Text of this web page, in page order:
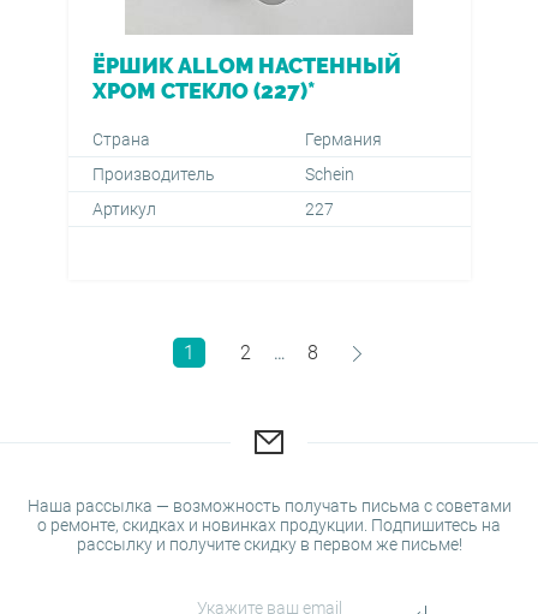
ЁРШИК ALLOM НАСТЕННЫЙ
ХРОМ СТЕКЛО (227)*
Страна
Германия
Производитель
Schein
Артикул
227
1 2 … 8
Наша рассылка — возможность получать письма с советами
о ремонте, скидках и новинках продукции. Подпишитесь на
рассылку и получите скидку в первом же письме!